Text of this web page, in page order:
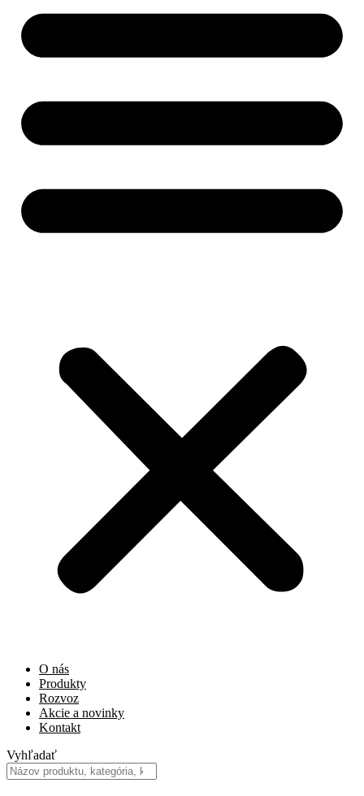
O nás
Produkty
Rozvoz
Akcie a novinky
Kontakt
Vyhľadať